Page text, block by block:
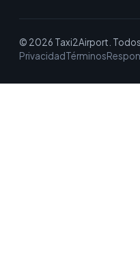
© 2026 Taxi2Airport.
PrivacidadTérminos